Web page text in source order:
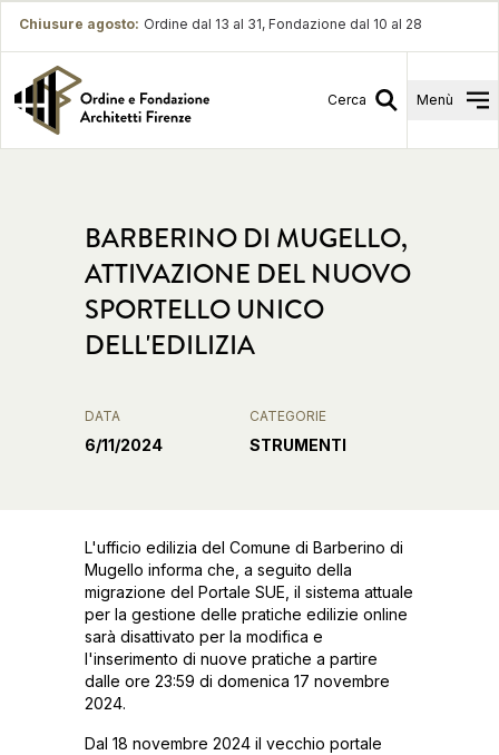
Chiusure agosto: Ordine dal 13 al 31, Fondazione dal 10 al 28
Cerca Menù
BARBERINO DI MUGELLO,
ATTIVAZIONE DEL NUOVO
SPORTELLO UNICO
DELL'EDILIZIA
DATA
6/11/2024
CATEGORIE
STRUMENTI
L'ufficio edilizia del Comune di Barberino di
Mugello informa che, a seguito della
migrazione del Portale SUE, il sistema attuale
per la gestione delle pratiche edilizie online
sarà disattivato per la modifica e
l'inserimento di nuove pratiche a partire
dalle ore 23:59 di domenica 17 novembre
2024.
Dal 18 novembre 2024 il vecchio portale